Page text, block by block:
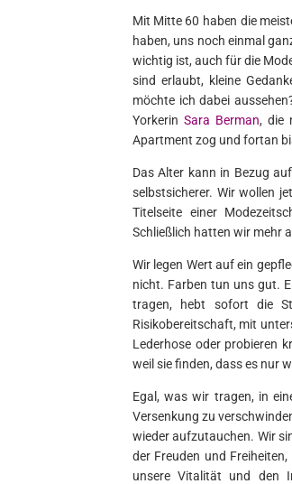
Mit Mitte 60 haben die
haben, uns noch einmal
wichtig ist, auch für die
sind erlaubt, kleine
möchte ich dabei
Yorkerin Sara Berman, die
Apartment zog und fortan
Das Alter kann in Bezug
selbstsicherer. Wir wollen
Titelseite einer
Schließlich hatten wir mehr
Wir legen Wert auf ein
nicht. Farben tun uns gut.
tragen, hebt sofort die
Risikobereitschaft, mit
Lederhose oder probieren
weil sie finden, dass es nur
Egal, was wir tragen, in
Versenkung zu
wieder aufzutauchen. Wir
der Freuden und
unsere Vitalität und den